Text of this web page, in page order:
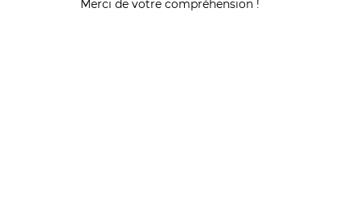
Merci de votre compréhension !